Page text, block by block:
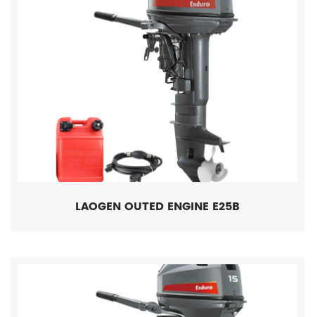
LAOGEN OUTED ENGINE E25B